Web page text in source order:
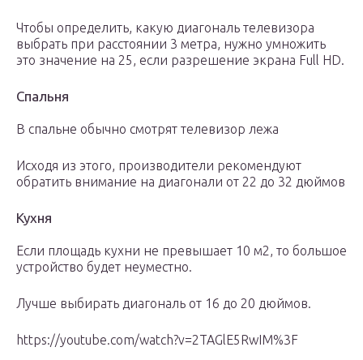
Чтобы определить, какую диагональ телевизора
выбрать при расстоянии 3 метра, нужно умножить
это значение на 25, если разрешение экрана Full HD.
Спальня
В спальне обычно смотрят телевизор лежа
Исходя из этого, производители рекомендуют
обратить внимание на диагонали от 22 до 32 дюймов
Кухня
Если площадь кухни не превышает 10 м2, то большое
устройство будет неуместно.
Лучше выбирать диагональ от 16 до 20 дюймов.
https://youtube.com/watch?v=2TAGlE5RwIM%3F